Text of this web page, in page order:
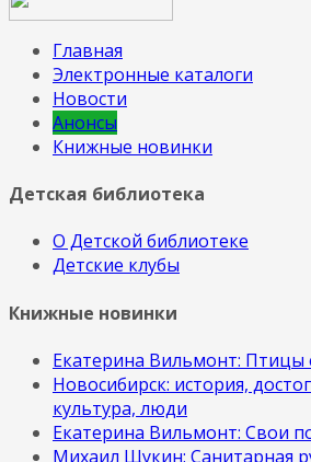
Главная
Электронные каталоги
Новости
Анонсы
Книжные новинки
Детская библиотека
О Детской библиотеке
Детские клубы
Книжные новинки
Екатерина Вильмонт: Птицы
Новосибирск: история,
культура, люди
Екатерина Вильмонт: Свои
Михаил Щукин: Санитарная